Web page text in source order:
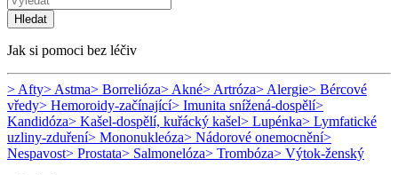
Hledat
Jak si pomoci bez léčiv
> Afty> Astma> Borrelióza> Akné> Artróza> Alergie> Bércové
vředy> Hemoroidy-začínající> Imunita snížená-dospělí>
Kandidóza> Kašel-dospělí, kuřácký kašel> Lupénka> Lymfatické
uzliny-zduření> Mononukleóza> Nádorové onemocnění>
Nespavost> Prostata> Salmonelóza> Trombóza> Výtok-ženský